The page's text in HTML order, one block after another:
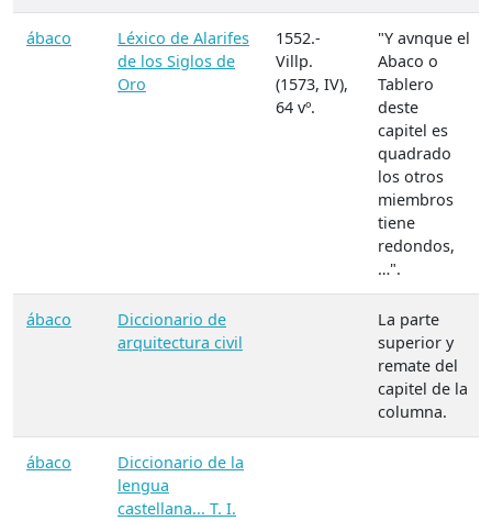
ábaco
Léxico de Alarifes
de los Siglos de
Oro
1552.-
Villp.
(1573, IV),
64 vº.
"Y avnque el
Abaco o
Tablero
deste
capitel es
quadrado
los otros
miembros
tiene
redondos,
…".
ábaco
Diccionario de
arquitectura civil
La parte
superior y
remate del
capitel de la
columna.
ábaco
Diccionario de la
lengua
castellana... T. I.